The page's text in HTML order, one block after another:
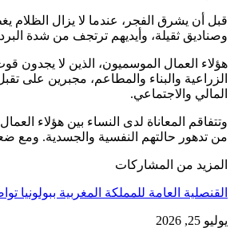
قبل أن يشرق الفجر، عندما لا يزال الظلام
وصناديق ثقيلة، وأيديهم ترتجف من شدة
هؤلاء العمال الموسميون، الذين لا
الزراعية والبناء والمطاعم، مجبرين على
المالي والاجتماعي.
وتتفاقم المعاناة لدى النساء بين هؤلاء
من تدهور حالتهم النفسية والجسدية. ومع
المزيد من المشاركات
القنصلية العامة للمملكة المغربية
يوليو 25, 2026